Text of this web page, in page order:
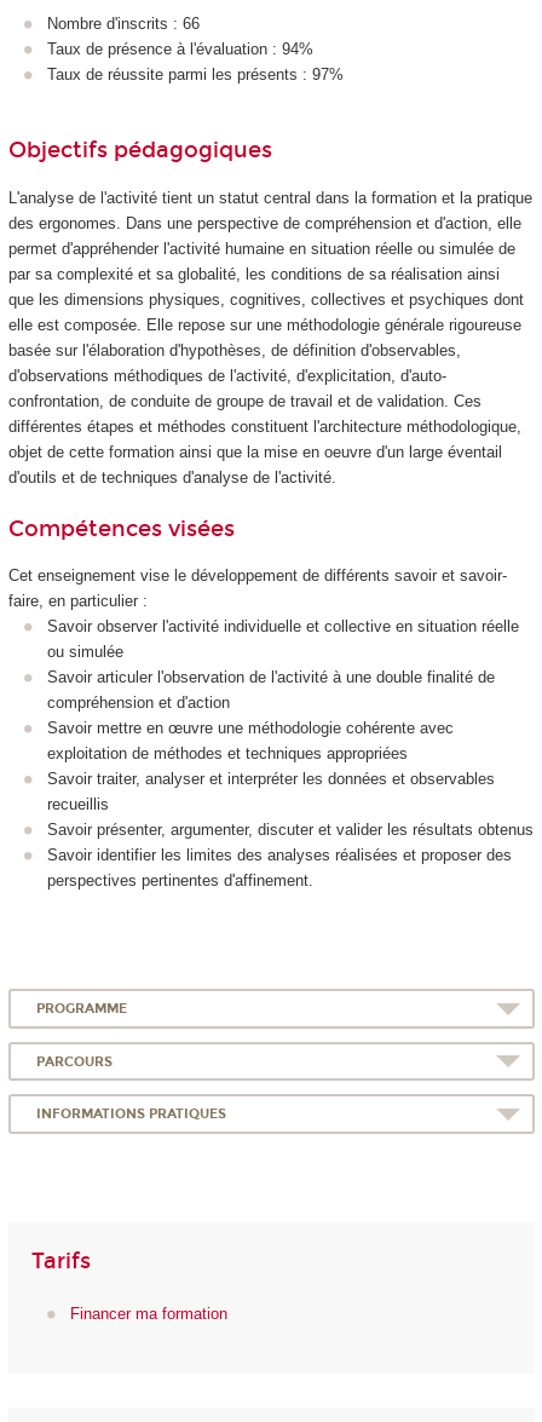
Nombre d'inscrits : 66
Taux de présence à l'évaluation : 94%
Taux de réussite parmi les présents : 97%
Objectifs pédagogiques
L'analyse de l'activité tient un statut central dans la formation et la pratique
des ergonomes. Dans une perspective de compréhension et d'action, elle
permet d'appréhender l'activité humaine en situation réelle ou simulée de
par sa complexité et sa globalité, les conditions de sa réalisation ainsi
que les dimensions physiques, cognitives, collectives et psychiques dont
elle est composée. Elle repose sur une méthodologie générale rigoureuse
basée sur l'élaboration d'hypothèses, de définition d'observables,
d'observations méthodiques de l'activité, d'explicitation, d'auto-
confrontation, de conduite de groupe de travail et de validation. Ces
différentes étapes et méthodes constituent l'architecture méthodologique,
objet de cette formation ainsi que la mise en oeuvre d'un large éventail
d'outils et de techniques d'analyse de l'activité.
Compétences visées
Cet enseignement vise le développement de différents savoir et savoir-
faire, en particulier :
Savoir observer l'activité individuelle et collective en situation réelle
ou simulée
Savoir articuler l'observation de l'activité à une double finalité de
compréhension et d'action
Savoir mettre en œuvre une méthodologie cohérente avec
exploitation de méthodes et techniques appropriées
Savoir traiter, analyser et interpréter les données et observables
recueillis
Savoir présenter, argumenter, discuter et valider les résultats obtenus
Savoir identifier les limites des analyses réalisées et proposer des
perspectives pertinentes d'affinement.
PROGRAMME
PARCOURS
INFORMATIONS PRATIQUES
Tarifs
Financer ma formation